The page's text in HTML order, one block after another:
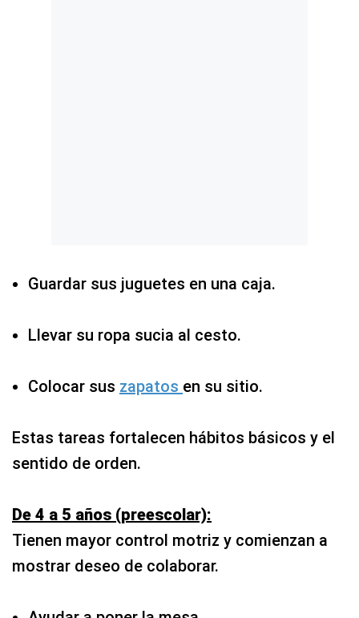
Guardar sus juguetes en una caja.
Llevar su ropa sucia al cesto.
Colocar sus zapatos en su sitio.
Estas tareas fortalecen hábitos básicos y el
sentido de orden.
De 4 a 5 años (preescolar):
Tienen mayor control motriz y comienzan a
mostrar deseo de colaborar.